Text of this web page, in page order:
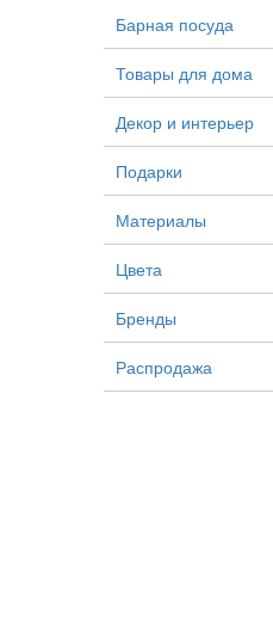
Барная посуда
Товары для дома
Декор и интерьер
Подарки
Материалы
Цвета
Бренды
Распродажа